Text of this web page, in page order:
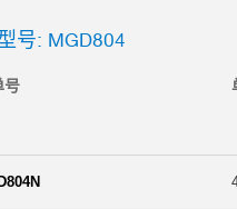
号: MGD804
号